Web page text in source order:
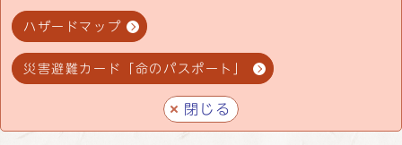
ハザードマップ
災害避難カード「命のパスポート」
閉じる